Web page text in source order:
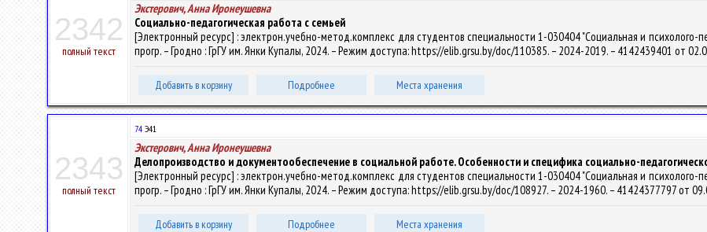
2342
полный текст
Экстерович, Анна Иронеушевна
Социально-педагогическая работа с семьей
[Электронный ресурс] : электрон.учебно-метод.комплекс для студентов специальности 1-030404 "Социальная и психолого-
прогр. – Гродно : ГрГУ им. Янки Купалы, 2024. – Режим доступа: https://elib.grsu.by/doc/110385. – 2024-2019. – 4142439401 от
Добавить в корзину Подробнее Места хранения
2343
полный текст
74 Э41
Экстерович, Анна Иронеушевна
Делопроизводство и документообеспечение в социальной работе. Особенности и специфика социально-
[Электронный ресурс] : электрон.учебно-метод.комплекс для студентов специальности 1-030404 "Социальная и психолого-
прогр. – Гродно : ГрГУ им. Янки Купалы, 2024. – Режим доступа: https://elib.grsu.by/doc/108927. – 2024-1960. – 41424377797 от
Добавить в корзину Подробнее Места хранения